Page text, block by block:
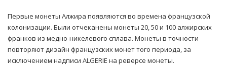
Первые монеты Алжира появляются во времена французской
колонизации. Были отчеканены монеты 20, 50 и 100 алжирских
франков из медно-никелевого сплава. Монеты в точности
повторяют дизайн французских монет того периода, за
исключением надписи ALGERIE на реверсе монеты.